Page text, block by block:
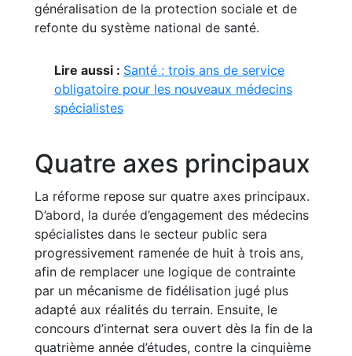
généralisation de la protection sociale et de
refonte du système national de santé.
Lire aussi : Santé : trois ans de service
obligatoire pour les nouveaux médecins
spécialistes
Quatre axes principaux
La réforme repose sur quatre axes principaux.
D’abord, la durée d’engagement des médecins
spécialistes dans le secteur public sera
progressivement ramenée de huit à trois ans,
afin de remplacer une logique de contrainte
par un mécanisme de fidélisation jugé plus
adapté aux réalités du terrain. Ensuite, le
concours d’internat sera ouvert dès la fin de la
quatrième année d’études, contre la cinquième